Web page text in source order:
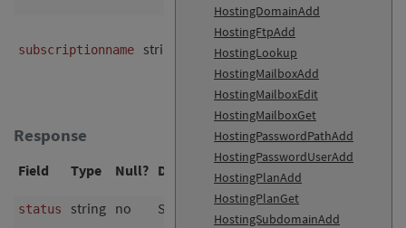
HostingDomainAdd
HostingFtpAdd
HostingLookup
HostingMailboxAdd
HostingMailboxEdit
HostingMailboxGet
HostingPasswordPathAdd
HostingPasswordUserAdd
HostingPlanAdd
HostingPlanGet
HostingSubdomainAdd
subscriptionname string ^[a-z][a-z0-9_-]{0,63}$
Response
Field Type Null? Description
status string no Status ( ok)